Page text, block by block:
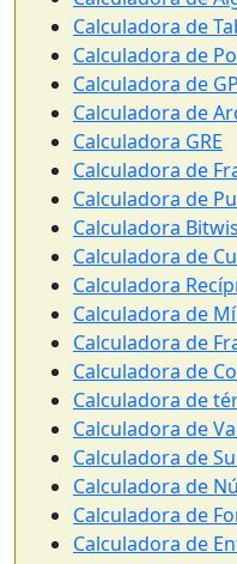
Calculadora de
Calculadora de
Calculadora de
Calculadora de
Calculadora GRE
Calculadora de
Calculadora de
Calculadora
Calculadora de
Calculadora
Calculadora de
Calculadora de
Calculadora de
Calculadora de
Calculadora de
Calculadora de
Calculadora de
Calculadora de
Calculadora de